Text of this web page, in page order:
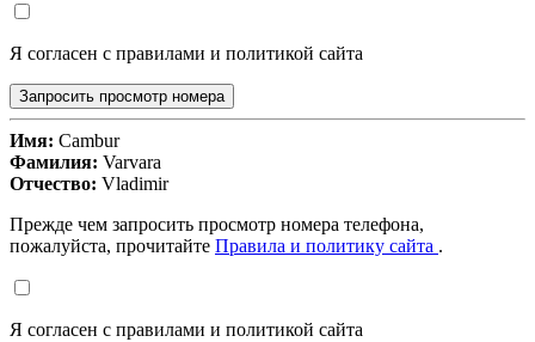
Я согласен с правилами и политикой сайта
Запросить просмотр номера
Имя: Cambur
Фамилия: Varvara
Отчество: Vladimir
Прежде чем запросить просмотр номера телефона,
пожалуйста, прочитайте Правила и политику сайта .
Я согласен с правилами и политикой сайта